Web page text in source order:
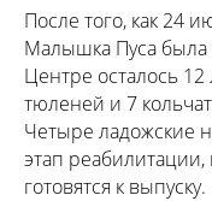
После того, как 24
Малышка Пуса
Центре осталось
тюленей и 7
Четыре ладожские
этап реабилитации,
готовятся к выпуску.